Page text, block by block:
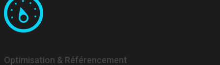
Optimisation & Référencement